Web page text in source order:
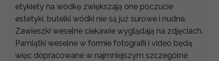
etykiety na wódkę zwiększają one poczucie
estetyki, butelki wódki nie są już surowe i nudne.
Zawieszki weselne ciekawie wyglądają na zdjęciach.
Pamiątki weselne w formie fotografii i video będą
więc dopracowane w najmniejszym szczególne